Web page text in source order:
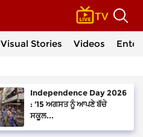
Visual Stories Videos
Independence Day 2026
: '15 ਅਗਸਤ ਨੂੰ ਆਪਣੇ ਬੱਚੇ
ਸਕੂਲ...